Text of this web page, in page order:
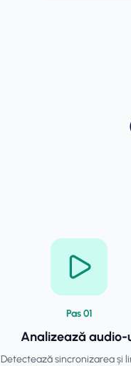
Pas01
Analizează audio-
Detectează sincronizarea și